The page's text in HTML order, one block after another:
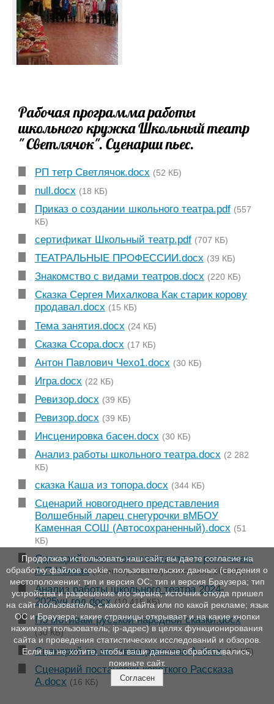
Рабочая программа работы
школьного кружка Школьный театр
" Светлячок". Сценарии пьес.
РП тетр Светлячок.docx (52 КБ)
null.docx (18 КБ)
Приказ о создании школьного театра.pdf (557
КБ)
сертификат Школьный театр.pdf (707 КБ)
ТЕАТРАЛЬНЫЕ ПРОФЕССИИ.docx (39 КБ)
Знакомство с видами театров.docx (220 КБ)
Сказка Сергея Михалкова Как старик корову
продавал.docx (15 КБ)
Тема занятия.docx (24 КБ)
Сказка Ссора.docx (17 КБ)
Антон Павлович Чехо1.docx (30 КБ)
Игра.docx (22 КБ)
Ревизор.docx (39 КБ)
Ревизор.docx (39 КБ)
Инсценировка басен.docx (30 КБ)
Анализ работы школьного театра.docx (2 282
КБ)
сказка Каша из топора.docx (344 КБ)
Сценарий новогоднего представления
Волшебный ларец снегурочки вМБОУ
Каменная СОШ (Автосохраненный).docx (51
КБ)
Сценарий школьного спектакля по рассказам
А.П.Чехова (stsenariyrazskazychehov.doc, 163 КБ)
Анализ работы школьного театра 2024-
2025уч.год.docx (10 415 КБ)
По мотивам русской народной сказки.docx
(30 КБ)
Сценарий по мотивам рассказа А.docx (19 КБ)
Сценарий постановки короткого Рассказа
А.docx (16 КБ)
Продолжая использовать наш сайт, вы даете согласие на
обработку файлов cookie, пользовательских данных (сведения о
местоположении; тип и версия ОС; тип и версия Браузера; тип
устройства и разрешение его экрана; источник откуда пришел
на сайт пользователь; с какого сайта или по какой рекламе; язык
ОС и Браузера; какие страницы открывает и на какие кнопки
нажимает пользователь; ip-адрес) в целях функционирования
сайта и проведения статистических исследований и обзоров.
Если вы не хотите, чтобы ваши данные обрабатывались,
покиньте сайт.
Согласен